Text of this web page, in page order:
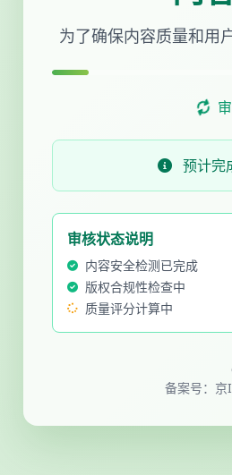
为了确保内容质量和用
预计完
审核状态说明
内容安全检测已完成
版权合规性检查中
质量评分计算中
备案号： 京